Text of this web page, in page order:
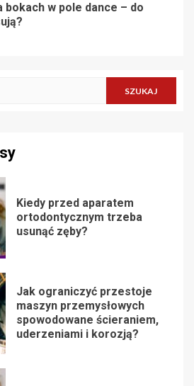
bokach w pole dance – do
Kiedy przed aparatem
ortodontycznym trzeba
usunąć zęby?
Jak ograniczyć przestoje
maszyn przemysłowych
spowodowane ścieraniem,
uderzeniami i korozją?